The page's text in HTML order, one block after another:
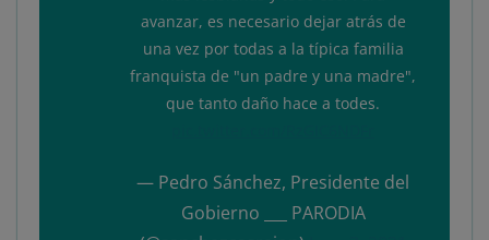
avanzar, es necesario dejar atrás de
una vez por todas a la típica familia
franquista de "un padre y una madre",
que tanto daño hace a todes.
— Pedro Sánchez, Presidente del
Gobierno ___ PARODIA